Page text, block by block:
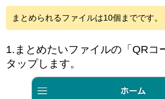
まとめられるファイルは10個までです。
1.まとめたいファイルの「QRコ
タップします。